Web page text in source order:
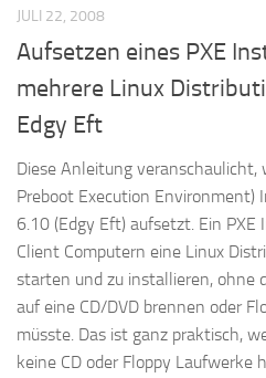
JULI 22, 2008
Aufsetzen eines PXE
mehrere Linux
Edgy Eft
Diese Anleitung veranschaulicht,
Preboot Execution Environment)
6.10 (Edgy Eft) aufsetzt. Ein
Client Computern eine Linux
starten und zu installieren, ohne
auf eine CD/DVD brennen oder
müsste. Das ist ganz praktisch,
keine CD oder Floppy Laufwerke